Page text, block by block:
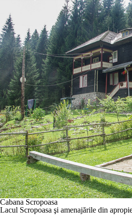
Cabana Scropoasa
Lacul Scropoasa şi amenajările din